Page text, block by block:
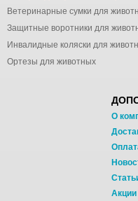
Ветеринарные сумки для
Защитные воротники для
Инвалидные коляски для
Ортезы для животных
О
Акции